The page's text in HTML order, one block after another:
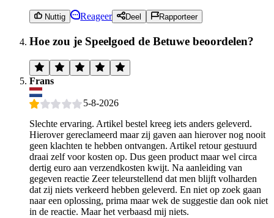
Nuttig Reageer Deel Rapporteer
Hoe zou je Speelgoed de Betuwe beoordelen?
Frans
5-8-2026
Slechte ervaring. Artikel bestel kreeg iets anders geleverd.
Hierover gereclameerd maar zij gaven aan hierover nog nooit
geen klachten te hebben ontvangen. Artikel retour gestuurd
draai zelf voor kosten op. Dus geen product maar wel circa
dertig euro aan verzendkosten kwijt. Na aanleiding van
gegeven reactie Zeer teleurstellend dat men blijft volharden
dat zij niets verkeerd hebben geleverd. En niet op zoek gaan
naar een oplossing, prima maar wek de suggestie dan ook niet
in de reactie. Maar het verbaasd mij niets.